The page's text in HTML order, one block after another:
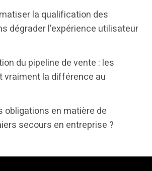
la qualification des
dégrader l’expérience utilisateur
du pipeline de vente : les
vraiment la différence au
obligations en matière de
secours en entreprise ?